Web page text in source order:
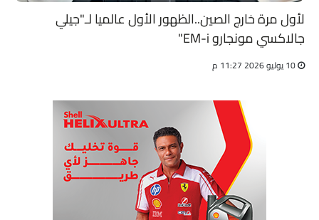
لأول مرة خارج الصين..الظهور الأول عالميا لـ"جيلي
جالاكسي مونجارو EM-i"